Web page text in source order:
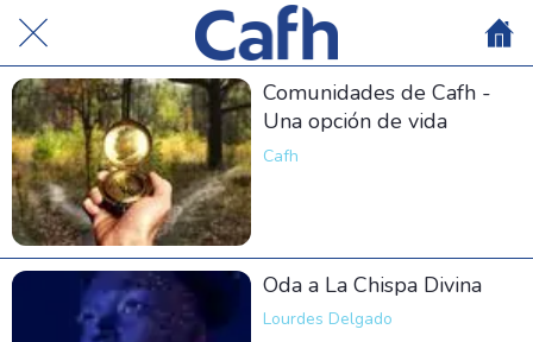
Comunidades de Cafh -
Una opción de vida
Cafh
Oda a La Chispa Divina
Lourdes Delgado